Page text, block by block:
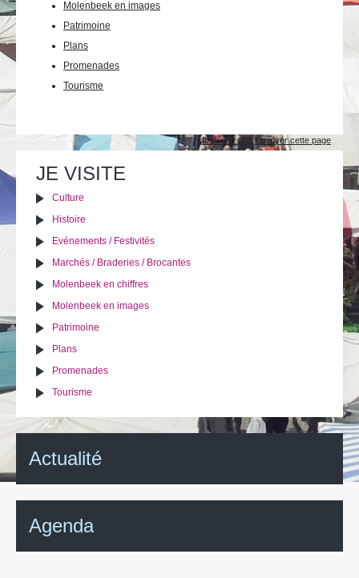
Actualités
Molenbeek en images
Patrimoine
Plans
Promenades
Tourisme
sur
Imprimer Envoyer cette page
JE VISITE
Culture
Histoire
Evénements / Festivités
Marchés / Braderies / Brocantes
Molenbeek en chiffres
Molenbeek en images
Patrimoine
Plans
Promenades
Tourisme
Actualité
Agenda